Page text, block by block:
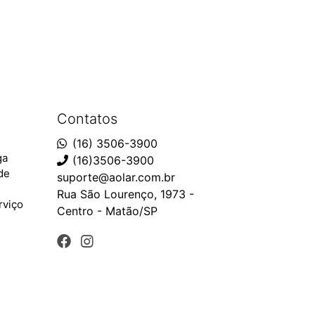
Contatos
(16) 3506-3900
(16)3506-3900
suporte@aolar.com.br
Rua São Lourenço, 1973 -
Centro - Matão/SP